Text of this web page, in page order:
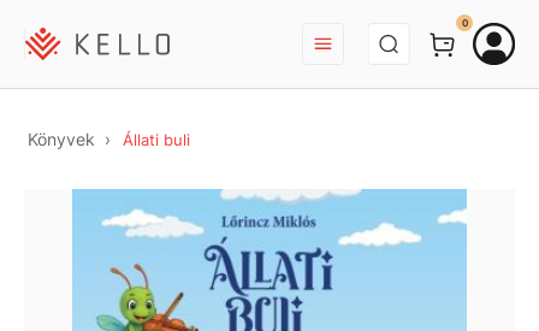
BEJELENTKEZÉS
0
Könyvek Állati buli